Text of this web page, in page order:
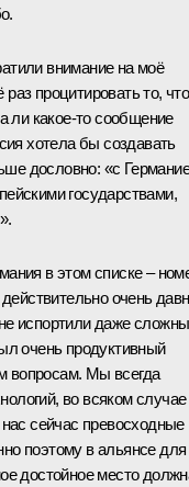
внимание на моё
процитировать то, что
ли какое‑то сообщение
хотела бы создавать
дословно: «с
государствами,
в этом списке –
очень
испортили даже
очень продуктивный
вопросам. Мы всегда
во всяком случае
сейчас превосходные
поэтому в альянсе для
достойное место